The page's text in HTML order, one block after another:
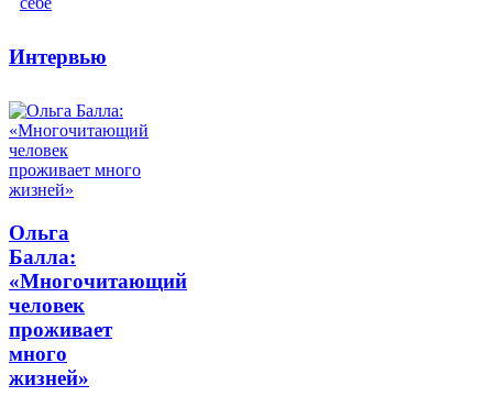
Интервью
Ольга
Балла:
«Многочитающий
человек
проживает
много
жизней»